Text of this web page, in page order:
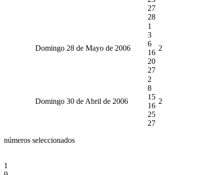
27
28
Domingo 28 de Mayo de 2006
1
3
6
16
20
27
2
Domingo 30 de Abril de 2006
2
8
15
16
25
27
2
números seleccionados
1